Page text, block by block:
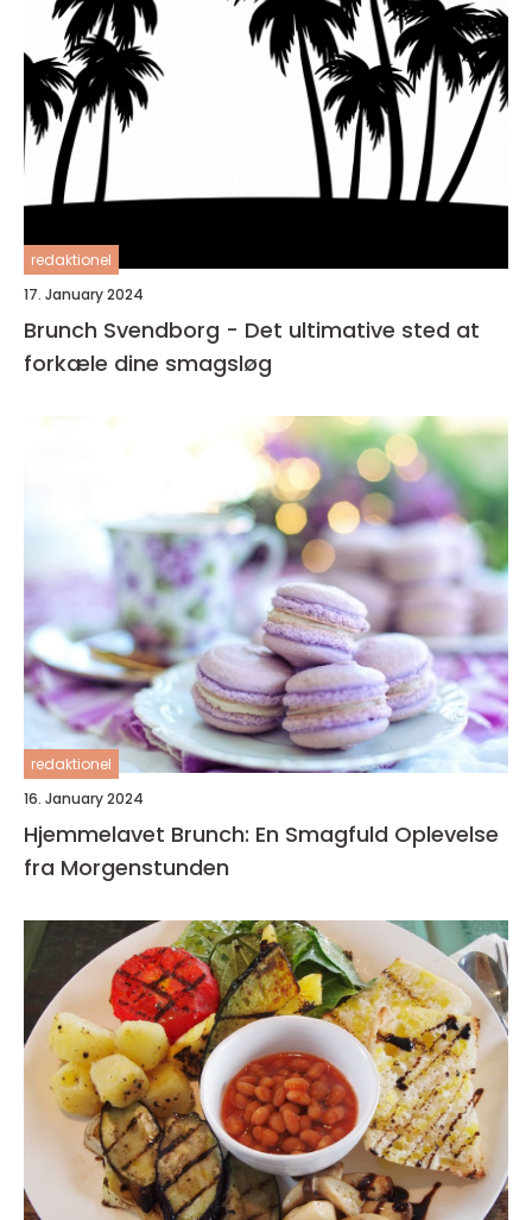
redaktionel
17. January 2024
Brunch Svendborg - Det ultimative sted at
forkæle dine smagsløg
redaktionel
16. January 2024
Hjemmelavet Brunch: En Smagfuld Oplevelse
fra Morgenstunden